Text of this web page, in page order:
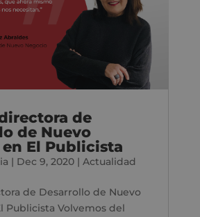
de
de Nuevo
El Publicista
| Dec 9, 2020| Actualidad
de Desarrollo de Nuevo
Publicista Volvemos del